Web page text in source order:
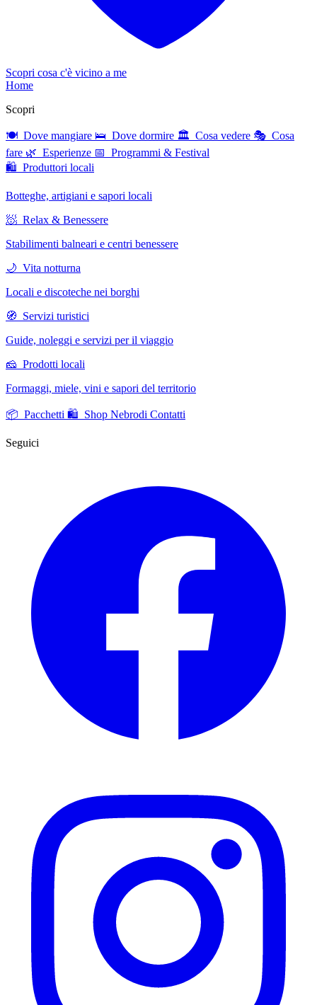
Scopri cosa c'è vicino a me
Home
Scopri
🍽 Dove mangiare 🛌 Dove dormire 🏛 Cosa vedere 🎭 Cosa
fare 🌿 Esperienze 📅 Programmi & Festival
🛍 Produttori locali
Botteghe, artigiani e sapori locali
🧖 Relax & Benessere
Stabilimenti balneari e centri benessere
🌙 Vita notturna
Locali e discoteche nei borghi
🧭 Servizi turistici
Guide, noleggi e servizi per il viaggio
🧀 Prodotti locali
Formaggi, miele, vini e sapori del territorio
📦 Pacchetti 🛍️ Shop Nebrodi Contatti
Seguici